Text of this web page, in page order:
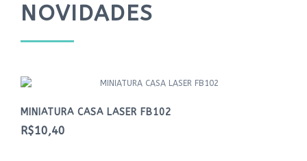
NOVIDADES
MINIATURA CASA LASER FB102
R$10,40